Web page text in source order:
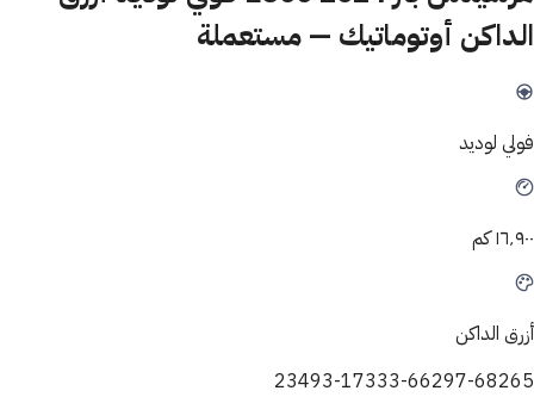
الداكن أوتوماتيك — مستعملة
فولي لوديد
١٦٬٩٠٠ كم
أزرق الداكن
23493-17333-66297-68265